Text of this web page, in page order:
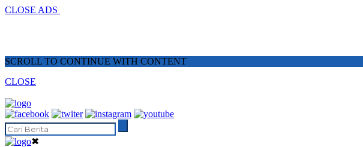
CLOSE ADS
SCROLL TO CONTINUE WITH CONTENT
CLOSE
✖